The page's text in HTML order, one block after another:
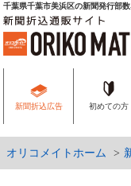
千葉県千葉市美浜区の新聞発行部
新聞折込広告 初めての方
オリコメイトホーム